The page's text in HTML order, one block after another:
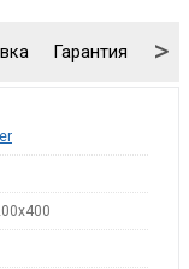
Гарантия >